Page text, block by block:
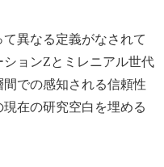
異なる定義がなされて
ションZとミレニアル世代
での感知される信頼性
在の研究空白を埋める